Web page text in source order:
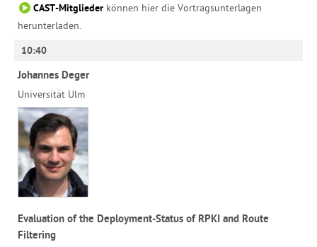
CAST-Mitglieder können hier die Vortragsunterlagen
herunterladen.
10:40
Johannes Deger
Universität Ulm
Evaluation of the Deployment-Status of RPKI and Route
Filtering